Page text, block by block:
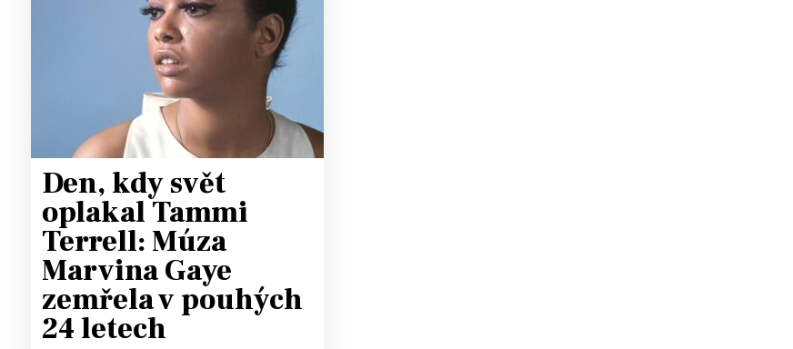
Den, kdy svět
oplakal Tammi
Terrell: Múza
Marvina Gaye
zemřela v pouhých
24 letech